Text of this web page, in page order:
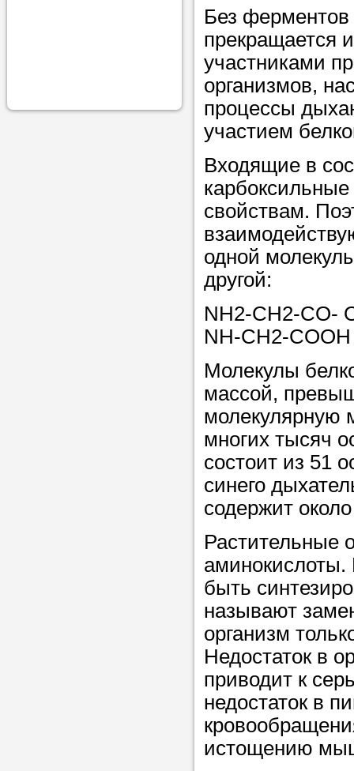
Наши
помогут
советам,
репетитора
Совет 1.
упростить
нам, и
репетитора,
максимально
ваши
Мы
советам,
репетитора
Совет 2.
заявку на
то в поле
укажите как
чтобы мы
Без ферментов
прекращается
участниками
организмов,
процессы
участием
Входящие в
свойствам.
одной
другой:
NH2-CH2-CO-
NH-CH2-
Молекулы
массой,
молекулярную
многих тысяч
состоит из 51
синего
содержит
Растительные
аминокислоты.
быть
называют
организм
Недостаток в
приводит к
недостаток в
истощению